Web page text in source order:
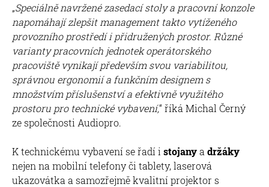
„Speciálně navržené zasedací stoly a pracovní konzole
napomáhají zlepšit management takto vytíženého
provozního prostředí i přidružených prostor. Různé
varianty pracovních jednotek operátorského
pracoviště vynikají především svou variabilitou,
správnou ergonomií a funkčním designem s
množstvím příslušenství a efektivně využitého
prostoru pro technické vybavení,“ říká Michal Černý
ze společnosti Audiopro.
K technickému vybavení se řadí i stojanya držáky
nejen na mobilní telefony či tablety, laserová
ukazovátka a samozřejmě kvalitní projektor s